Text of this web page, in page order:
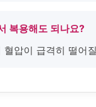
복용해도 되나요?
압이 급격히 떨어